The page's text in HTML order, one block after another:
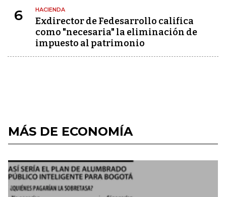
6 HACIENDA
Exdirector de Fedesarrollo califica
como "necesaria" la eliminación de
impuesto al patrimonio
MÁS DE ECONOMÍA